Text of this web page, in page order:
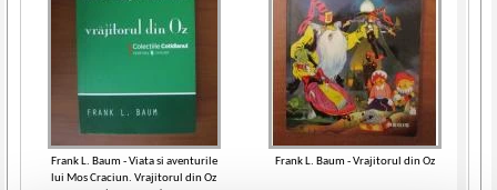
Frank L. Baum - Viata si aventurile
lui Mos Craciun. Vrajitorul din Oz
Frank L. Baum - Vrajitorul din Oz